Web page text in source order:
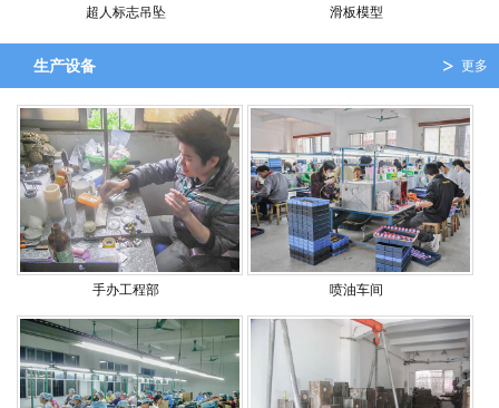
超人标志吊坠 滑板模型
更多
生产设备
手办工程部 喷油车间